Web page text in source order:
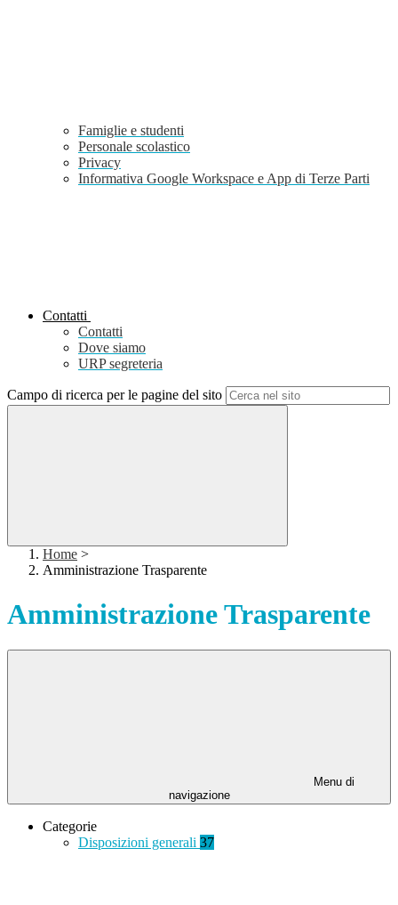
Famiglie e studenti
Personale scolastico
Privacy
Informativa Google Workspace e App di Terze Parti
Contatti
Contatti
Dove siamo
URP segreteria
Campo di ricerca per le pagine del sito
Home >
Amministrazione Trasparente
Amministrazione Trasparente
Menu di
navigazione
Categorie
Disposizioni generali 37